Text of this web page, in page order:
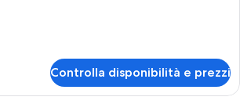
Controlla disponibilità e prezzi